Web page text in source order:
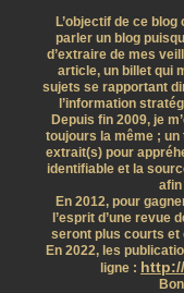
L’objectif de ce
parler un blog
d’extraire de mes
article, un billet qui
sujets se rapportant
l’information
Depuis fin 2009, je
toujours la même ; un
extrait(s) pour
identifiable et la
afin
En 2012, pour
l’esprit d’une revue
seront plus courts et
En 2022, les
ligne :